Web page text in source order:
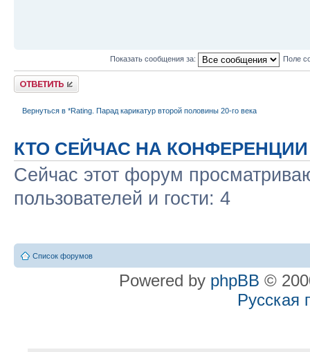
Показать сообщения за: Поле
Ответить
Вернуться в *Rating. Парад карикатур второй половины 20-го века
КТО СЕЙЧАС НА КОНФЕРЕНЦИИ
Сейчас этот форум
пользователей и гости: 4
Список форумов
Powered by phpBB ©
Русская